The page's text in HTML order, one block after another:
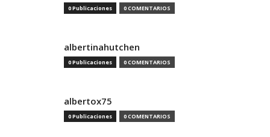
0 Publicaciones 0 COMENTARIOS
albertinahutchen
0 Publicaciones 0 COMENTARIOS
albertox75
0 Publicaciones 0 COMENTARIOS